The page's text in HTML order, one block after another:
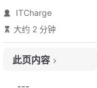
ITCharge
大约 2 分钟
此页内容